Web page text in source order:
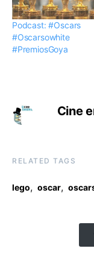
Podcast: #Oscars
#Oscarsowhite
#PremiosGoya
Cine
RELATED TAGS
lego, oscar,